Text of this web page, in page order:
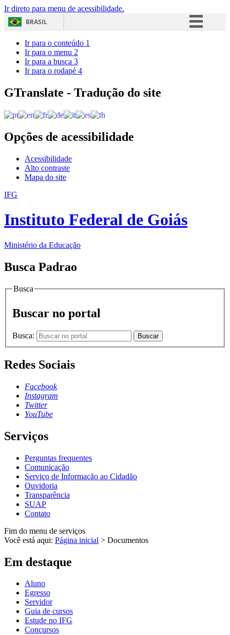
Ir direto para menu de acessibilidade.
BRASIL
Acesso à informação
Ir para o conteúdo 1
Ir para o menu 2
Ir para a busca 3
Ir para o rodapé 4
GTranslate - Tradução do site
Opções de acessibilidade
Acessibilidade
Alto contraste
Mapa do site
IFG
Instituto Federal de Goiás
Ministério da Educação
Busca Padrao
Busca
Buscar no portal
Busca: Buscar
Redes Sociais
Facebook
Instagram
Twitter
YouTube
Serviços
Perguntas frequentes
Comunicação
Serviço de Informação ao Cidadão
Ouvidoria
Transparência
SUAP
Contato
Fim do menu de serviços
Você está aqui: Página inicial > Documentos
Em destaque
Aluno
Egresso
Servidor
Guia de cursos
Estude no IFG
Concursos